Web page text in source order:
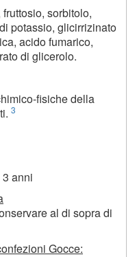
sorbitolo,
potassio, glicirrizinato
acido fumarico,
di glicerolo.
fisiche della
3
anni
al di sopra di
Gocce: